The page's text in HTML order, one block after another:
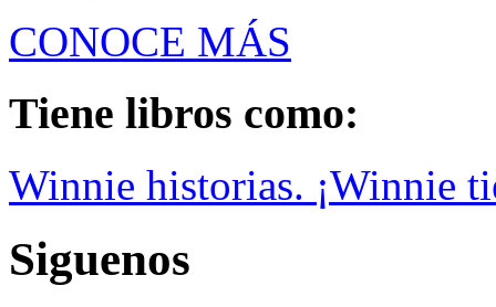
CONOCE MÁS
Tiene libros como:
Winnie historias. ¡Winnie
Siguenos